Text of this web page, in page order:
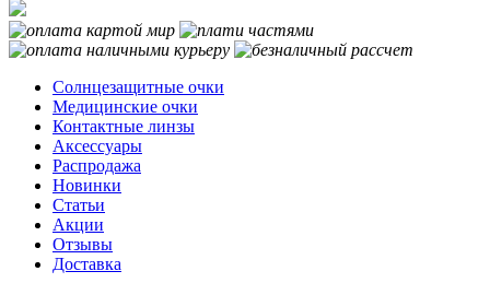
Солнцезащитные очки
Медицинские очки
Контактные линзы
Аксессуары
Распродажа
Новинки
Статьи
Акции
Отзывы
Доставка